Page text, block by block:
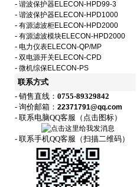
- 谐波保护器ELECON-HPD99-3
- 谐波保护器ELECON-HPD1000
- 有源滤波柜ELECON-HPD2000
- 有源滤波模块ELECON-HPD2000
- 电力仪表ELECON-QP/MP
- 双电源开关ELECON-CPD
- 微机综保ELECON-PS
联系方式
- 销售直线： 0755-89329842
- 询价邮箱： 22371791@qq.com
- 联系电脑QQ客服（点击图标）
- 联系手机QQ客服（扫描二维码）